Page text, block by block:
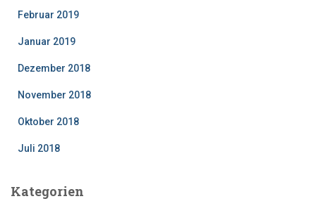
Februar 2019
Januar 2019
Dezember 2018
November 2018
Oktober 2018
Juli 2018
Kategorien